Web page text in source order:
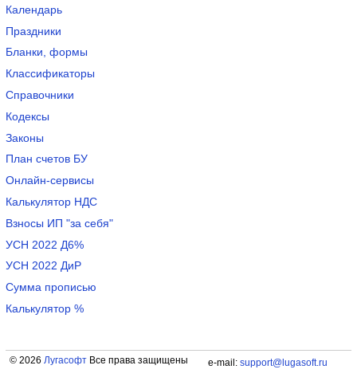
Календарь
Праздники
Бланки, формы
Классификаторы
Справочники
Кодексы
Законы
План счетов БУ
Онлайн-сервисы
Калькулятор НДС
Взносы ИП "за себя"
УСН 2022 Д6%
УСН 2022 ДиР
Сумма прописью
Калькулятор %
© 2026 ЛугасофтВсе права защищены e-mail: support@lugasoft.ru